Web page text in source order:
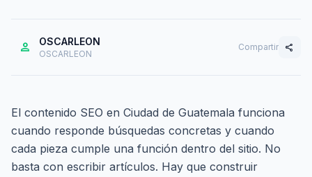
person OSCARLEON
OSCARLEON
Compartir share
El contenido SEO en Ciudad de Guatemala funciona
cuando responde búsquedas concretas y cuando
cada pieza cumple una función dentro del sitio. No
basta con escribir artículos. Hay que construir